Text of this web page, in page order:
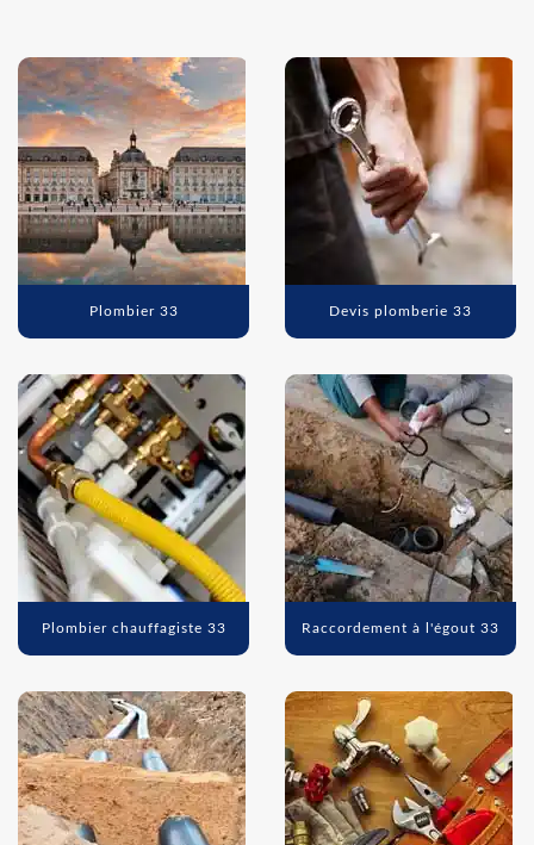
Plombier 33 Devis plomberie 33
Plombier chauffagiste 33 Raccordement à l'égout 33